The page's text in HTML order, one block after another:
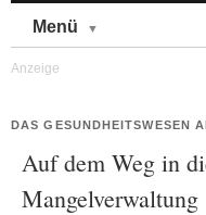
Menü
DAS GESUNDHEITSWESEN
Auf dem Weg in
Mangelverwaltung